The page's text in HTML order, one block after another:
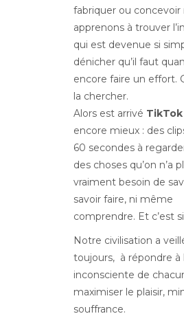
fabriquer ou concevoir
apprenons à trouver
qui est devenue si
dénicher qu’il faut
encore faire un effort.
la chercher.
Alors est arrivé TikTok
encore mieux : des
60 secondes à
des choses qu’on n’a
vraiment besoin de
savoir faire, ni même
comprendre. Et c’est
Notre civilisation a
toujours, à répondre à
inconsciente de
maximiser le plaisir,
souffrance.